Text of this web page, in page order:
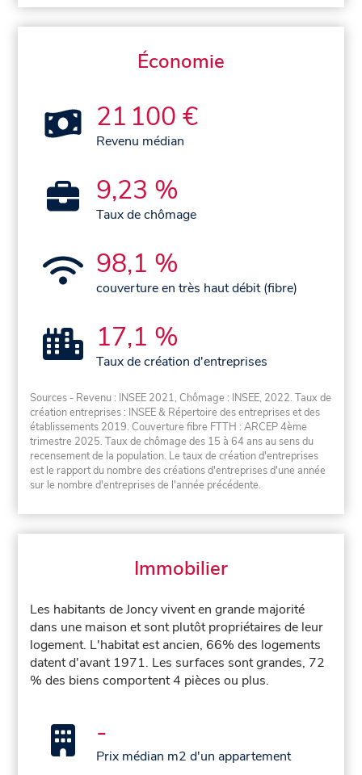
Économie
21 100 €
Revenu médian
9,23 %
Taux de chômage
98,1 %
couverture en très haut débit (fibre)
17,1 %
Taux de création d'entreprises
Sources - Revenu : INSEE 2021, Chômage : INSEE, 2022. Taux de
création entreprises : INSEE & Répertoire des entreprises et des
établissements 2019. Couverture fibre FTTH : ARCEP 4ème
trimestre 2025. Taux de chômage des 15 à 64 ans au sens du
recensement de la population. Le taux de création d'entreprises
est le rapport du nombre des créations d'entreprises d'une année
sur le nombre d'entreprises de l'année précédente.
Immobilier
Les habitants de Joncy vivent en grande majorité
dans une maison et sont plutôt propriétaires de leur
logement. L'habitat est ancien, 66% des logements
datent d'avant 1971. Les surfaces sont grandes, 72
% des biens comportent 4 pièces ou plus.
-
Prix médian m2 d'un appartement